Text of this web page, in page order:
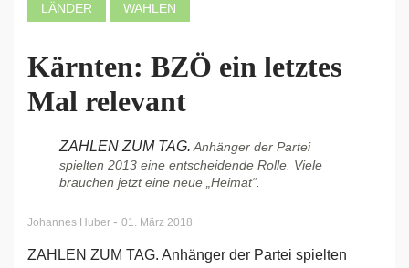
LÄNDER WAHLEN
Kärnten: BZÖ ein letztes
Mal relevant
ZAHLEN ZUM TAG. Anhänger der Partei
spielten 2013 eine entscheidende Rolle. Viele
brauchen jetzt eine neue „Heimat“.
Johannes Huber - 01. März 2018
ZAHLEN ZUM TAG. Anhänger der Partei spielten